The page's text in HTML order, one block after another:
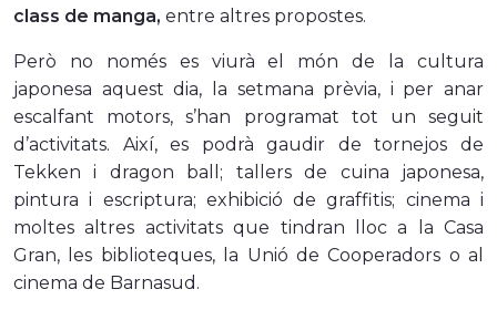
class de manga, entre altres propostes.
Però no només es viurà el món de la cultura
japonesa aquest dia, la setmana prèvia, i per anar
escalfant motors, s’han programat tot un seguit
d’activitats. Així, es podrà gaudir de tornejos de
Tekken i dragon ball; tallers de cuina japonesa,
pintura i escriptura; exhibició de graffitis; cinema i
moltes altres activitats que tindran lloc a la Casa
Gran, les biblioteques, la Unió de Cooperadors o al
cinema de Barnasud.